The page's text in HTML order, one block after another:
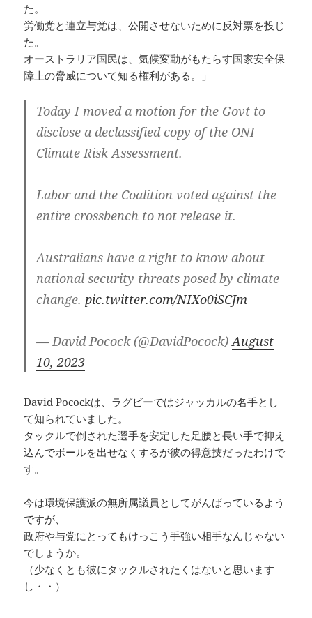
た。
労働党と連立与党は、公開させないために反対票を投じ
た。
オーストラリア国民は、気候変動がもたらす国家安全保
障上の脅威について知る権利がある。」
Today I moved a motion for the Govt to
disclose a declassified copy of the ONI
Climate Risk Assessment.
Labor and the Coalition voted against the
entire crossbench to not release it.
Australians have a right to know about
national security threats posed by climate
change.pic.twitter.com/NIXo0iSCJm
— David Pocock (@DavidPocock)August
10, 2023
David Pocockは、ラグビーではジャッカルの名手とし
て知られていました。
タックルで倒された選手を安定した足腰と長い手で抑え
込んでボールを出せなくするが彼の得意技だったわけで
す。
今は環境保護派の無所属議員としてがんばっているよう
ですが、
政府や与党にとってもけっこう手強い相手なんじゃない
でしょうか。
（少なくとも彼にタックルされたくはないと思います
し・・）